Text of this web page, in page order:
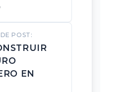
POST:
EN